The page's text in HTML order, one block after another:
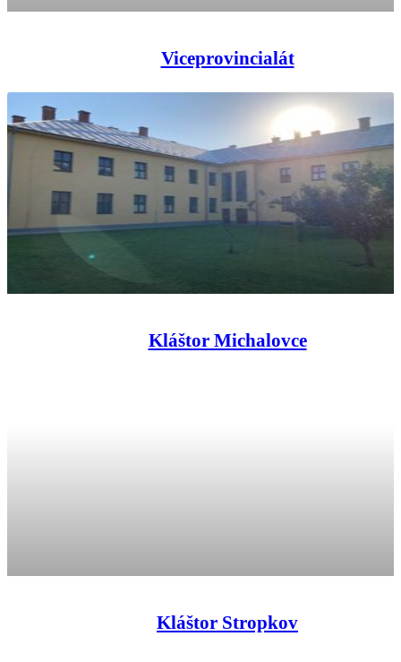
Viceprovincialát
Kláštor Michalovce
Kláštor Stropkov